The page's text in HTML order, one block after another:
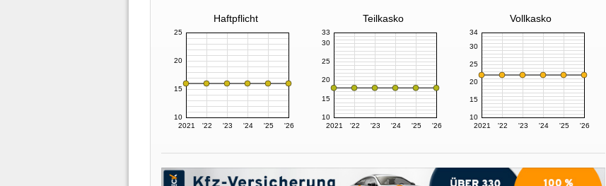
Haftpflicht Teilkasko Vollkasko
2021 '22 '23 '24 '25 '26
10
15
20
25
2021 '22 '23 '24 '25 '26
10
15
20
25
30
33
2021 '22 '23 '24 '25 '26
10
15
20
25
30
34